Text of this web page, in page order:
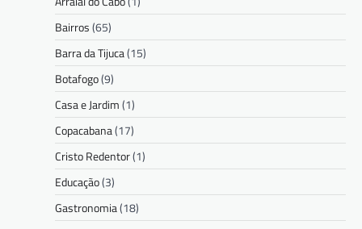
Bairros(65)
Barra da Tijuca(15)
Botafogo(9)
Casa e Jardim(1)
Copacabana(17)
Cristo Redentor(1)
Educação(3)
Gastronomia(18)